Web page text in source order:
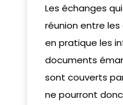
Les échanges
réunion entre
en pratique les
documents
sont couverts
ne pourront